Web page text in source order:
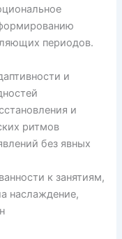
периодов.
и
и
ритмов
без явных
к занятиям,
наслаждение,